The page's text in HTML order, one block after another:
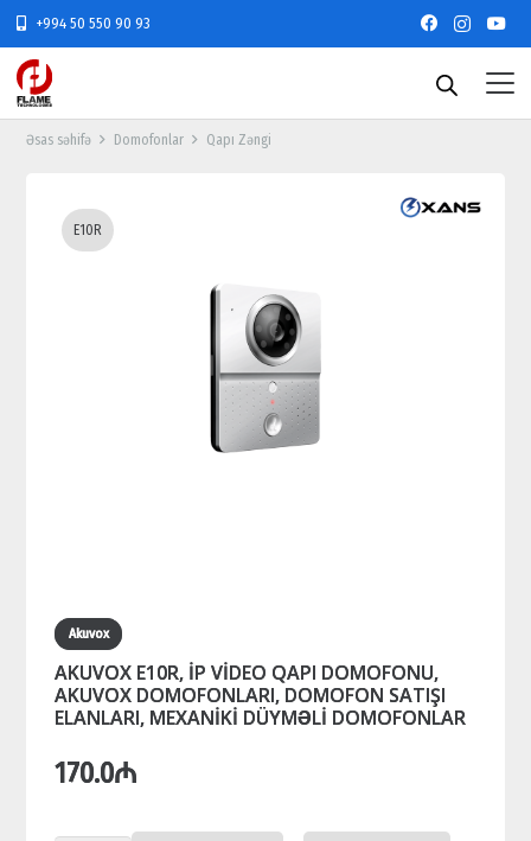
+994 50 550 90 93
Əsas səhifə Domofonlar Qapı Zəngi
E10R
Akuvox
AKUVOX E10R, İP VİDEO QAPI DOMOFONU,
AKUVOX DOMOFONLARI, DOMOFON SATIŞI
ELANLARI, MEXANİKİ DÜYMƏLİ DOMOFONLAR
170.0₼